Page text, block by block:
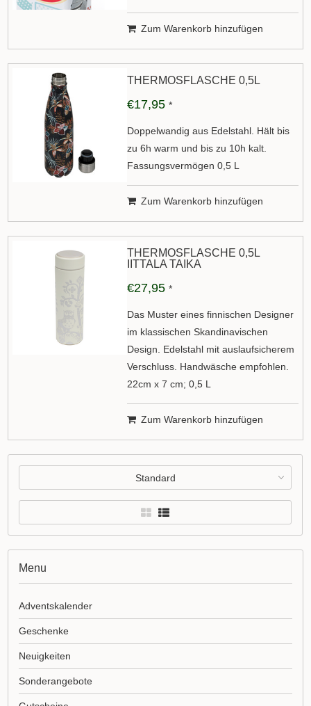
Zum Warenkorb hinzufügen
THERMOSFLASCHE 0,5L
€17,95 *
Doppelwandig aus Edelstahl. Hält bis
zu 6h warm und bis zu 10h kalt.
Fassungsvermögen 0,5 L
Zum Warenkorb hinzufügen
THERMOSFLASCHE 0,5L
IITTALA TAIKA
€27,95 *
Das Muster eines finnischen Designer
im klassischen Skandinavischen
Design. Edelstahl mit auslaufsicherem
Verschluss. Handwäsche empfohlen.
22cm x 7 cm; 0,5 L
Zum Warenkorb hinzufügen
Standard
Menu
Adventskalender
Geschenke
Neuigkeiten
Sonderangebote